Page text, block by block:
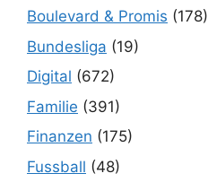
Boulevard & Promis (178)
Bundesliga (19)
Digital (672)
Familie (391)
Finanzen (175)
Fussball (48)